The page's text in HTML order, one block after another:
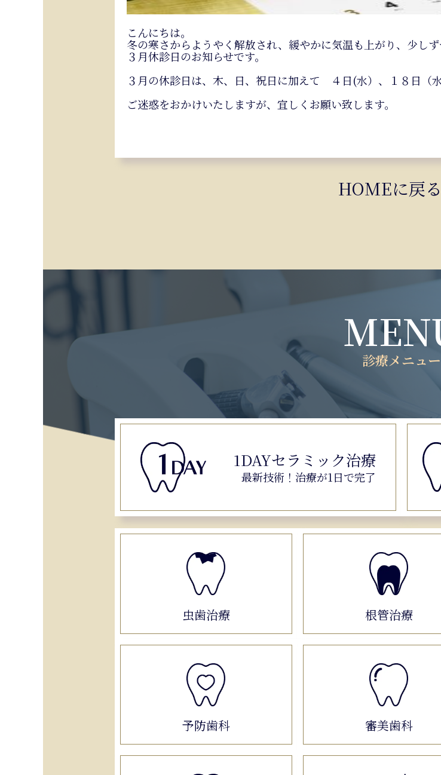
こんにちは。
冬の寒さからようやく解放され、緩やかに気温も上がり、少し
３月休診日のお知らせです。
３月の休診日は、木、日、祝日に加えて ４日(水）、１８日（
ご迷惑をおかけいたしますが、宜しくお願い致します。
HOMEに戻
診療メニュー
1DAYセラミック治療
最新技術！ 治療が1日で完了
虫歯治療 根管治療
予防歯科 審美歯科